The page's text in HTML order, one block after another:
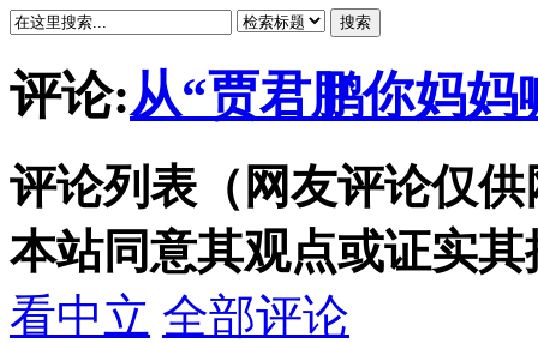
搜索
评论:从“贾君鹏你妈
评论列表（网友评论仅
本站同意其观点或证实其
看中立 全部评论